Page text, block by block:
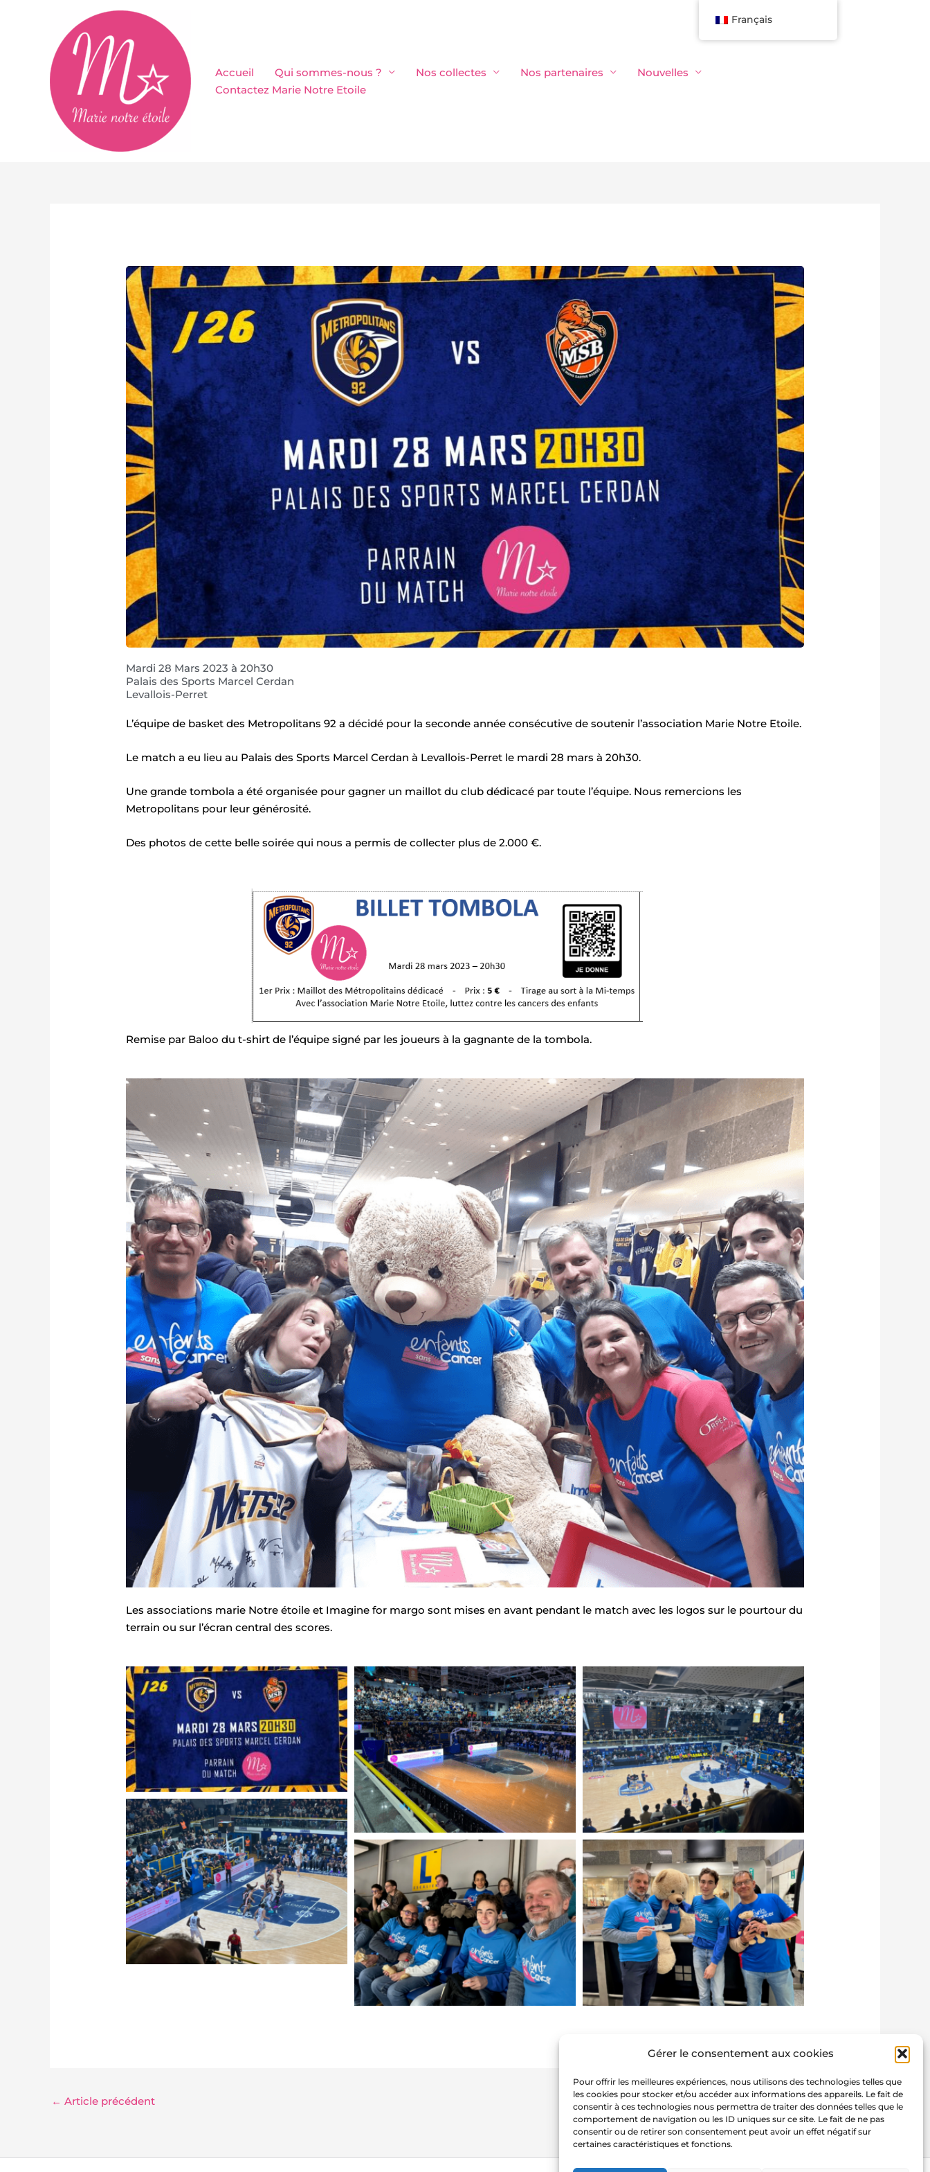
Gérer le consentement aux cookies
Pour offrir les meilleures expériences, nous utilisons des technologies telles que
les cookies pour stocker et/ou accéder aux informations des appareils. Le fait de
consentir à ces technologies nous permettra de traiter des données telles que le
comportement de navigation ou les ID uniques sur ce site. Le fait de ne pas
consentir ou de retirer son consentement peut avoir un effet négatif sur
certaines caractéristiques et fonctions.
Accueil Qui sommes-nous ? Nos collectes Nos partenaires
Nouvelles
Contactez Marie Notre Etoile
Mardi 28 Mars 2023 à 20h30
Palais des Sports Marcel Cerdan
Levallois-Perret
L’équipe de basket des Metropolitans 92 a décidé pour la seconde année consécutive de soutenir l’association Marie Notre Etoile.
Le match a eu lieu au Palais des Sports Marcel Cerdan à Levallois-Perret le mardi 28 mars à 20h30.
Une grande tombola a été organisée pour gagner un maillot du club dédicacé par toute l’équipe. Nous remercions les
Metropolitans pour leur générosité.
Des photos de cette belle soirée qui nous a permis de collecter plus de 2.000 €.
Remise par Baloo du t-shirt de l’équipe signé par les joueurs à la gagnante de la tombola.
Les associations marie Notre étoile et Imagine for margo sont mises en avant pendant le match avec les logos sur le pourtour du
terrain ou sur l’écran central des scores.
← Article précédent Article suivant→
Français